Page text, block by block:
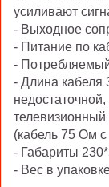
усиливают
- Выходное
- Питание по
-
- Длина кабеля
(кабель 75 Ом
- Габариты
- Вес в